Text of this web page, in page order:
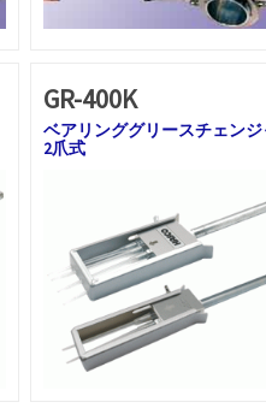
GR-400K
ベアリンググリースチェン
2爪式